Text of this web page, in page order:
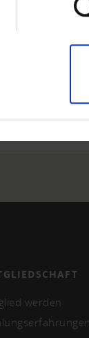
Initiative
werden